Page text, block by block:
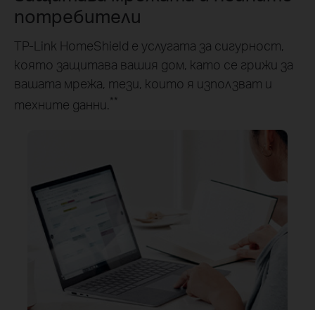
потребители
TP-Link HomeShield е услугата за сигурност,
която защитава вашия дом, като се грижи за
вашата мрежа, тези, които я използват и
техните данни.**